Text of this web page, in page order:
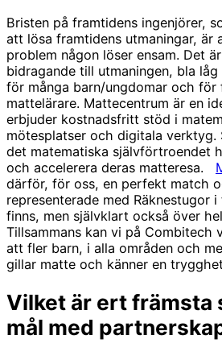
Bristen på framtidens ingenjörer,
att lösa framtidens utmaningar, är
problem någon löser ensam. Det
bidragande till utmaningen, bla
för många barn/ungdomar och för
mattelärare. Mattecentrum är en
erbjuder kostnadsfritt stöd i
mötesplatser och digitala
det matematiska självförtroendet
och accelerera deras matteresa.
därför, för oss, en perfekt match
representerade med Räknestugor
finns, men självklart också över
Tillsammans kan vi på Combitech
att fler barn, i alla områden och
gillar matte och känner en
Vilket är ert främsta
mål med